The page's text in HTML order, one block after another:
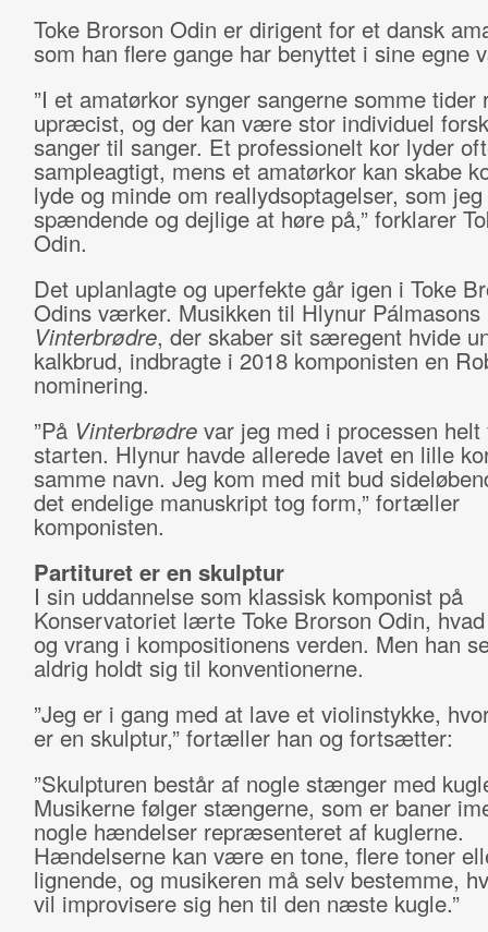
Toke Brorson Odin er dirigent for et dansk
som han flere gange har benyttet i sine egne
”I et amatørkor synger sangerne somme tider
upræcist, og der kan være stor individuel
sanger til sanger. Et professionelt kor lyder
sampleagtigt, mens et amatørkor kan skabe
lyde og minde om reallydsoptagelser, som
spændende og dejlige at høre på,” forklarer
Odin.
Det uplanlagte og uperfekte går igen i Toke
Odins værker. Musikken til Hlynur Pálmasons
Vinterbrødre, der skaber sit særegent hvide
kalkbrud, indbragte i 2018 komponisten en
nominering.
”På Vinterbrødrevar jeg med i processen helt
starten. Hlynur havde allerede lavet en lille
samme navn. Jeg kom med mit bud
det endelige manuskript tog form,” fortæller
komponisten.
Partituret er en skulptur
I sin uddannelse som klassisk komponist på
Konservatoriet lærte Toke Brorson Odin,
og vrang i kompositionens verden. Men han
aldrig holdt sig til konventionerne.
”Jeg er i gang med at lave et violinstykke,
er en skulptur,” fortæller han og fortsætter:
”Skulpturen består af nogle stænger med
Musikerne følger stængerne, som er baner
nogle hændelser repræsenteret af kuglerne.
Hændelserne kan være en tone, flere toner
lignende, og musikeren må selv bestemme,
vil improvisere sig hen til den næste kugle.”